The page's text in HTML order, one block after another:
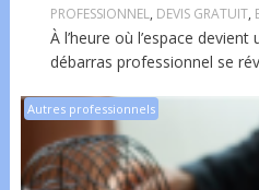
PROFESSIONNEL, DEVIS GRATUIT,
À l’heure où l’espace
débarras professionnel se
Autres professionnels